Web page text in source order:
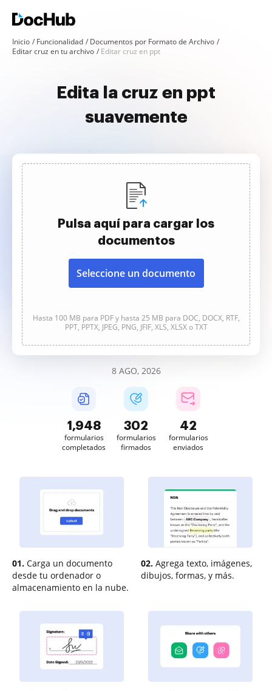
Inicio Funcionalidad
Documentos por Formato de Archivo
Editar cruz en tu archivo
Editar cruz en ppt
Edita la cruz en ppt
suavemente
Pulsa aquí para cargar los
documentos
Seleccione un documento
Hasta 100 MB para PDF y hasta 25 MB para DOC, DOCX, RTF,
PPT, PPTX, JPEG, PNG, JFIF, XLS, XLSX o TXT
8 AGO, 2026
1,949
formularios
completados
302
formularios
firmados
42
formularios
enviados
01. Carga un documento
desde tu ordenador o
almacenamiento en la nube.
02. Agrega texto, imágenes,
dibujos, formas, y más.